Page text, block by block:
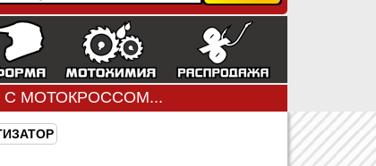
С МОТОКРОССОМ...